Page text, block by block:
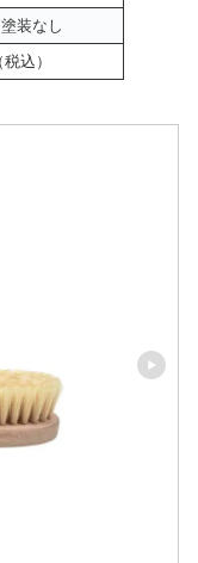
装なし
込）